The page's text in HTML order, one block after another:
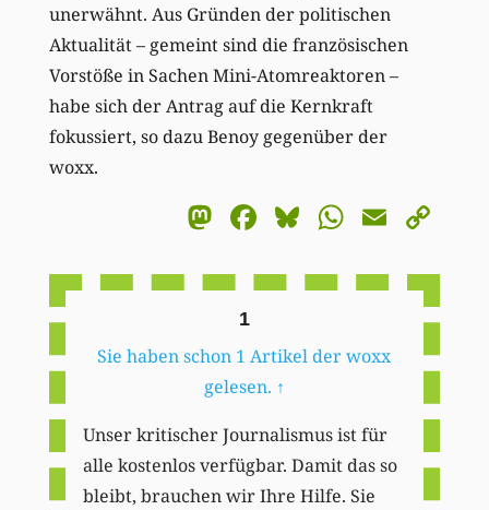
unerwähnt. Aus Gründen der politischen
Aktualität – gemeint sind die französischen
Vorstöße in Sachen Mini-Atomreaktoren –
habe sich der Antrag auf die Kernkraft
fokussiert, so dazu Benoy gegenüber der
woxx.
Mastodon
Facebook
BlueskyEmail
1
Sie haben schon 1 Artikel der woxx
gelesen. ↑
Unser kritischer Journalismus ist für
alle kostenlos verfügbar. Damit das so
bleibt, brauchen wir Ihre Hilfe. Sie